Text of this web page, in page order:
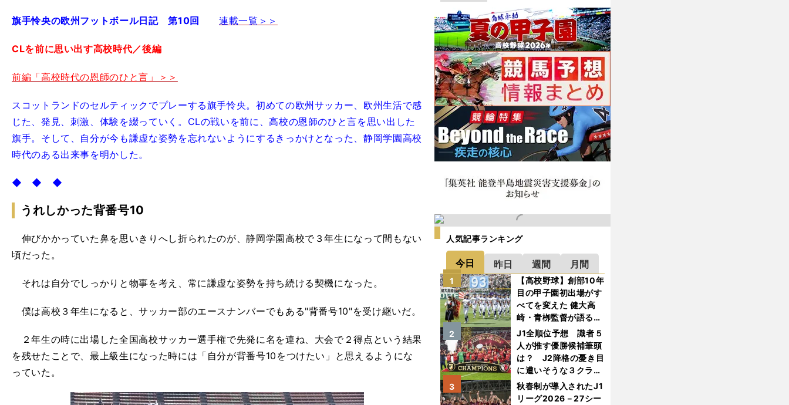
旗手怜央の欧州フットボール日記 第10回 連載一覧＞＞
CLを前に思い出す高校時代／後編
前編「高校時代の恩師のひと言」＞＞
スコットランドのセルティックでプレーする旗手怜央。初めての欧州サッカー、欧州生活で感
じた、発見、刺激、体験を綴っていく。CLの戦いを前に、高校の恩師のひと言を思い出した
旗手。そして、自分が今も謙虚な姿勢を忘れないようにするきっかけとなった、静岡学園高校
時代のある出来事を明かした。
◆ ◆ ◆
うれしかった背番号10
伸びかかっていた鼻を思いきりへし折られたのが、静岡学園高校で３年生になって間もない
頃だった。
それは自分でしっかりと物事を考え、常に謙虚な姿勢を持ち続ける契機になった。
僕は高校３年生になると、サッカー部のエースナンバーでもある"背番号10"を受け継いだ。
２年生の時に出場した全国高校サッカー選手権で先発に名を連ね、大会で２得点という結果
を残せたことで、最上級生になった時には「自分が背番号10をつけたい」と思えるようにな
っていた。
人気記事ランキング
今日 昨日 週間 月間
【高校野球】創部10年
目の甲子園初出場がす
べてを変えた 健大高
崎・青栁監督が語る
「機動破壊」はこうし
て生まれた
1
J1全順位予想 識者５
人が推す優勝候補筆頭
は？ J2降格の憂き目
に遭いそうな３クラブ
とは？
2
秋春制が導入されたJ1
リーグ2026－27シー
3